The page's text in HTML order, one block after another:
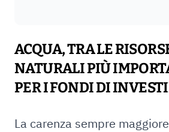
ACQUA, TRA LE
NATURALI PIÙ
PER I FONDI DI
La carenza sempre